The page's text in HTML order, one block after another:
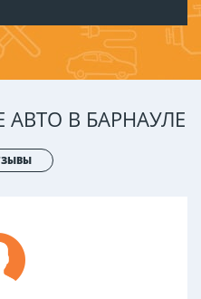
В БАРНАУЛЕ